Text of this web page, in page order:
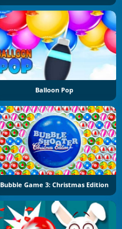
Balloon Pop
Bubble Game 3: Christmas Edition